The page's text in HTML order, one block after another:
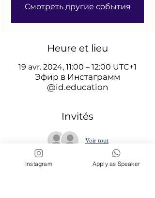
Смотреть другие события
Heure et lieu
19 avr. 2024, 11:00 – 12:00 UTC+1
Эфир в Инстаграмм
@id.education
Invités
Voir tout
Instagram Apply as Speaker